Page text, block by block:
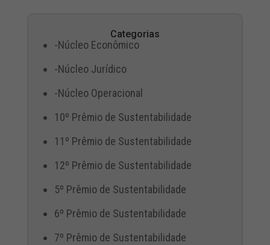
Categorias
-Núcleo Econômico
-Núcleo Jurídico
-Núcleo Operacional
10º Prêmio de Sustentabilidade
11º Prêmio de Sustentabilidade
12º Prêmio de Sustentabilidade
5º Prêmio de Sustentabilidade
6º Prêmio de Sustentabilidade
7º Prêmio de Sustentabilidade